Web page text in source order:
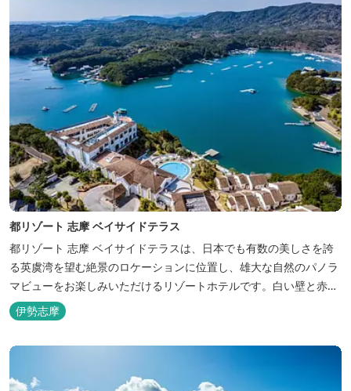
都リゾート 志摩 ベイサイドテラス
都リゾート 志摩 ベイサイドテラスは、日本でも有数の美しさを誇
る英虞湾を望む絶景のロケーションに位置し、雄大な自然のパノラ
マビューをお楽しみいただけるリゾートホテルです。白い壁と赤瓦
の屋根が連なる外観が印象的で、開放的なスパニッシュスタイルを
取り入れた建築美は陽気で自由な寛ぎを感じさせ、まるで異国に足
を踏み入れたと錯覚するほど、どこを歩いても絵になるホテルで
伊勢志摩